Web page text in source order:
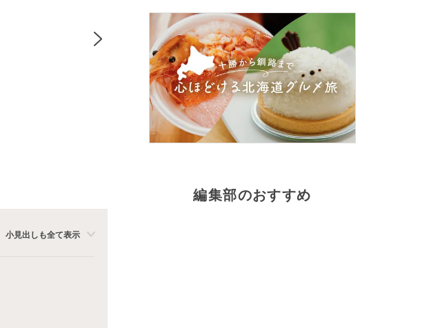
小見出しも全て表示
編集部のおすすめ